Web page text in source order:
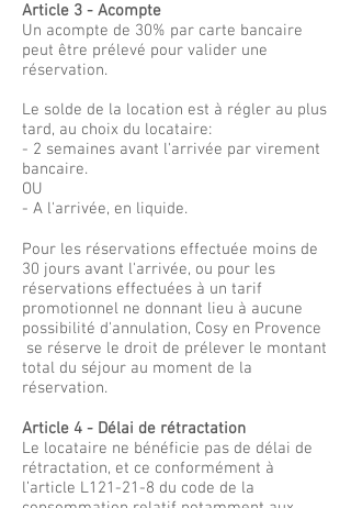
Article 3 - Acompte
Un acompte de 30% par carte bancaire
peut être prélevé pour valider une
réservation.
Le solde de la location est à régler au plus
tard, au choix du locataire:
- 2 semaines avant l'arrivée par virement
bancaire.
OU
- A l'arrivée, en liquide.
Pour les réservations effectuée moins de
30 jours avant l'arrivée, ou pour les
réservations effectuées à un tarif
promotionnel ne donnant lieu à aucune
possibilité d'annulation, Cosy en Provence
se réserve le droit de prélever le montant
total du séjour au moment de la
réservation.
Article 4 - Délai de rétractation
Le locataire ne bénéficie pas de délai de
rétractation, et ce conformément à
l’article L121-21-8 du code de la